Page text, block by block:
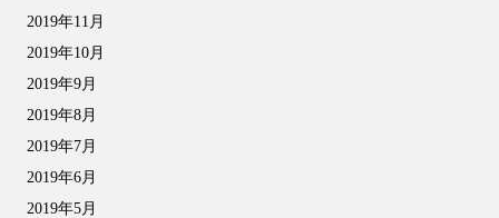
2019年11月
2019年10月
2019年9月
2019年8月
2019年7月
2019年6月
2019年5月